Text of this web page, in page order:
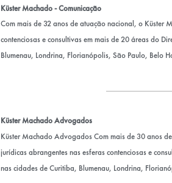
Küster Machado - Comunicação
Com mais de 32 anos de atuação nacional, o Küster
contenciosas e consultivas em mais de 20 áreas do
Blumenau, Londrina, Florianópolis, São Paulo, Belo
Küster Machado Advogados
Küster Machado Advogados Com mais de 30 anos
jurídicas abrangentes nas esferas contenciosas e
nas cidades de Curitiba, Blumenau, Londrina,